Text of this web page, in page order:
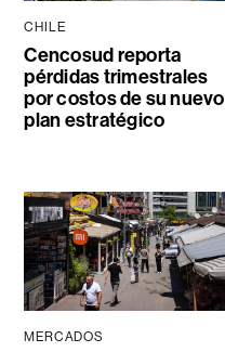
CHILE
Cencosud reporta
pérdidas trimestrales
por costos de su nuevo
plan estratégico
MERCADOS